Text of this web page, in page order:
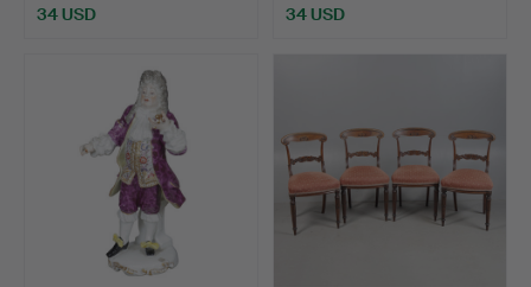
34 USD 34 USD